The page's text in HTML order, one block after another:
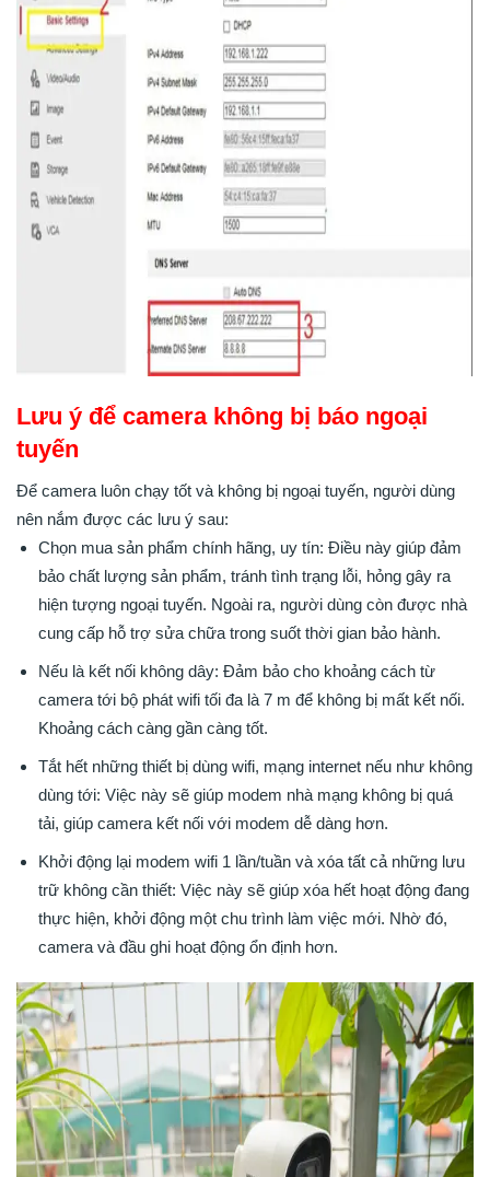
Lưu ý để camera không bị báo ngoại
tuyến
Để camera luôn chạy tốt và không bị ngoại tuyến, người dùng
nên nắm được các lưu ý sau:
Chọn mua sản phẩm chính hãng, uy tín: Điều này giúp đảm
bảo chất lượng sản phẩm, tránh tình trạng lỗi, hỏng gây ra
hiện tượng ngoại tuyến. Ngoài ra, người dùng còn được nhà
cung cấp hỗ trợ sửa chữa trong suốt thời gian bảo hành.
Nếu là kết nối không dây: Đảm bảo cho khoảng cách từ
camera tới bộ phát wifi tối đa là 7 m để không bị mất kết nối.
Khoảng cách càng gần càng tốt.
Tắt hết những thiết bị dùng wifi, mạng internet nếu như không
dùng tới: Việc này sẽ giúp modem nhà mạng không bị quá
tải, giúp camera kết nối với modem dễ dàng hơn.
Khởi động lại modem wifi 1 lần/tuần và xóa tất cả những lưu
trữ không cần thiết: Việc này sẽ giúp xóa hết hoạt động đang
thực hiện, khởi động một chu trình làm việc mới. Nhờ đó,
camera và đầu ghi hoạt động ổn định hơn.